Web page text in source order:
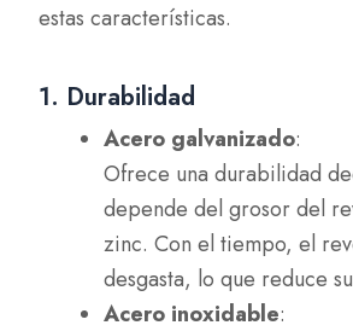
estas características.
1. Durabilidad
Acero galvanizado:
Ofrece una durabilidad
depende del grosor del
zinc. Con el tiempo, el
desgasta, lo que reduce
Acero inoxidable: